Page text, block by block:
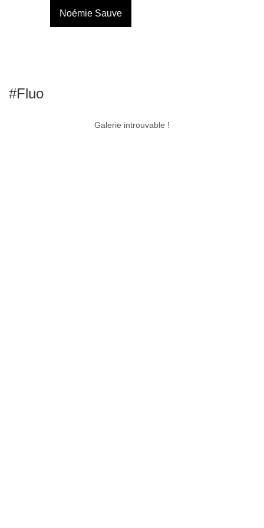
Noémie Sauve
#Fluo
Galerie introuvable !